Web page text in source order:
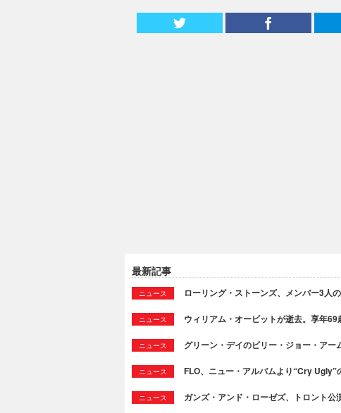
最新記事
ニュース ローリング・ストーンズ、メンバー3人
ニュース ウィリアム・オービットが逝去。享年69
ニュース グリーン・デイのビリー・ジョー・ア
ニュース FLO、ニュー・アルバムより“Cry Ugly”
ニュース ガンズ・アンド・ローゼズ、トロント